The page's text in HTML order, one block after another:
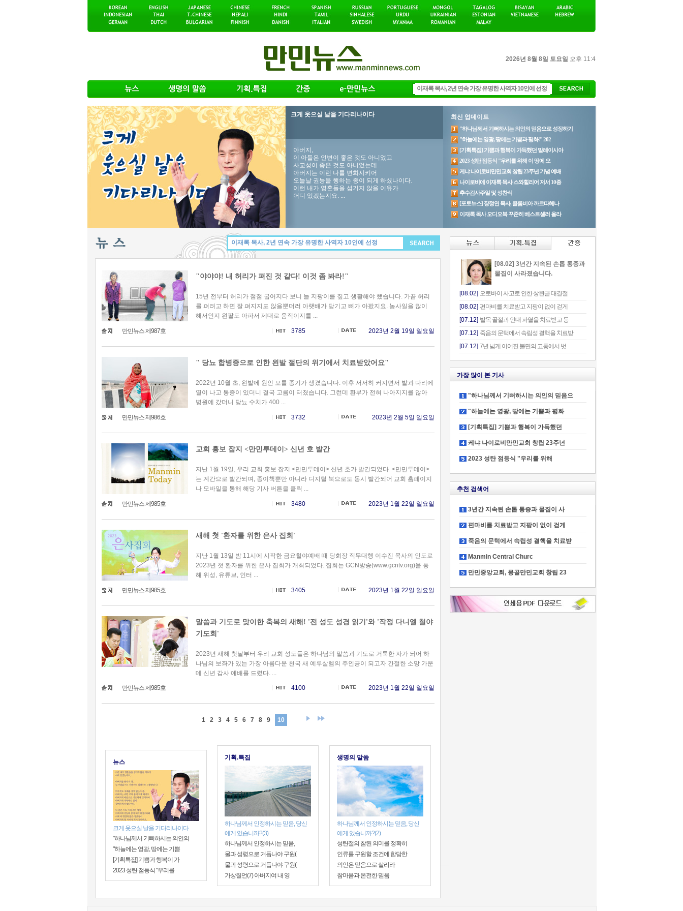
2026년 8월 8일 토요일 오후 11:4
크게 웃으실 날을 기다리나이다 최신 업데이트
"하나님께서 기뻐하시는 의인의 믿음으로 성장하기
"하늘에는 영광, 땅에는 기쁨과 평화!" 202
[기획특집] 기쁨과 행복이 가득했던 말레이시아
2023 성탄 점등식 "우리를 위해 이 땅에 오
케냐 나이로비만민교회 창립 23주년 기념 예배
나이로비에 이재록 목사 스와힐리어 저서 10종
추수감사주일 및 성찬식
[포토뉴스] 장정연 목사, 콜롬비아 까르따헤나
이재록 목사 오디오북 꾸준히 베스트셀러 올라
아버지,
이 아들은 언변이 좋은 것도 아니었고
사교성이 좋은 것도 아니었는데…
아버지는 이런 나를 변화시키어
오늘날 권능을 행하는 종이 되게 하셨나이다.
이런 내가 영혼들을 섬기지 않을 이유가
어디 있겠는지요. ...
"야야야! 내 허리가 펴진 것 같다! 이것 좀 봐라!"
15년 전부터 허리가 점점 굽어지다 보니 늘 지팡이를 짚고 생활해야 했습니다. 가끔 허리
를 펴려고 하면 잘 펴지지도 않을뿐더러 아랫배가 당기고 뼈가 아팠지요. 농사일을 많이
해서인지 왼팔도 아파서 제대로 움직이지를 ...
만민뉴스 제987호 3785 2023년 2월 19일 일요일
" 당뇨 합병증으로 인한 왼발 절단의 위기에서 치료받았어요"
2022년 10월 초, 왼발에 원인 모를 종기가 생겼습니다. 이후 서서히 커지면서 발과 다리에
열이 나고 통증이 있더니 결국 고름이 터졌습니다. 그런데 환부가 전혀 나아지지를 않아
병원에 갔더니 당뇨 수치가 400 ...
만민뉴스 제986호 3732 2023년 2월 5일 일요일
교회 홍보 잡지 <만민투데이> 신년 호 발간
지난 1월 19일, 우리 교회 홍보 잡지 <만민투데이> 신년 호가 발간되었다. <만민투데이>
는 계간으로 발간되며, 종이책뿐만 아니라 디지털 북으로도 동시 발간되어 교회 홈페이지
나 모바일을 통해 해당 기사 버튼을 클릭 ...
만민뉴스 제985호 3480 2023년 1월 22일 일요일
새해 첫 '환자를 위한 은사 집회'
지난 1월 13일 밤 11시에 시작한 금요철야예배 때 당회장 직무대행 이수진 목사의 인도로
2023년 첫 환자를 위한 은사 집회가 개최되었다. 집회는 GCN방송(www.gcntv.org)을 통
해 위성, 유튜브, 인터 ...
만민뉴스 제985호 3405 2023년 1월 22일 일요일
말씀과 기도로 맞이한 축복의 새해! '전 성도 성경 읽기'와 '작정 다니엘 철야
기도회'
2023년 새해 첫날부터 우리 교회 성도들은 하나님의 말씀과 기도로 거룩한 자가 되어 하
나님의 보좌가 있는 가장 아름다운 천국 새 예루살렘의 주인공이 되고자 간절한 소망 가운
데 신년 감사 예배를 드렸다. ...
만민뉴스 제985호 4100 2023년 1월 22일 일요일
1 2 3 4 5 6 7 8 9 10
뉴스
크게 웃으실 날을 기다리나이다
"하나님께서 기뻐하시는 의인의
"하늘에는 영광, 땅에는 기쁨
[기획특집] 기쁨과 행복이 가
2023 성탄 점등식 "우리를
기획.특집
하나님께서 인정하시는 믿음, 당신
에게 있습니까?(3)
하나님께서 인정하시는 믿음,
물과 성령으로 거듭나야 구원(
물과 성령으로 거듭나야 구원(
가상칠언(7) 아버지여 내 영
생명의 말씀
하나님께서 인정하시는 믿음, 당신
에게 있습니까?(2)
성탄절의 참된 의미를 정확히
인류를 구원할 조건에 합당한
의인은 믿음으로 살리라
참마음과 온전한 믿음
[08.02] 3년간 지속된 손톱 통증과
물집이 사라졌습니다.
[08.02] 오토바이 사고로 인한 상완골 대결절
[08.02] 편마비를 치료받고 지팡이 없이 걷게
[07.12] 발목 골절과 인대 파열을 치료받고 등
[07.12] 죽음의 문턱에서 속립성 결핵을 치료받
[07.12] 7년 넘게 이어진 불면의 고통에서 벗
가장 많이 본 기사
"하나님께서 기뻐하시는 의인의 믿음으
"하늘에는 영광, 땅에는 기쁨과 평화
[기획특집] 기쁨과 행복이 가득했던
케냐 나이로비만민교회 창립 23주년
2023 성탄 점등식 "우리를 위해
추천 검색어
3년간 지속된 손톱 통증과 물집이 사
편마비를 치료받고 지팡이 없이 걷게
죽음의 문턱에서 속립성 결핵을 치료받
Manmin Central Churc
만민중앙교회, 몽골만민교회 창립 23